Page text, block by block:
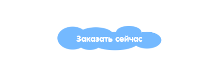
Заказать сейчас